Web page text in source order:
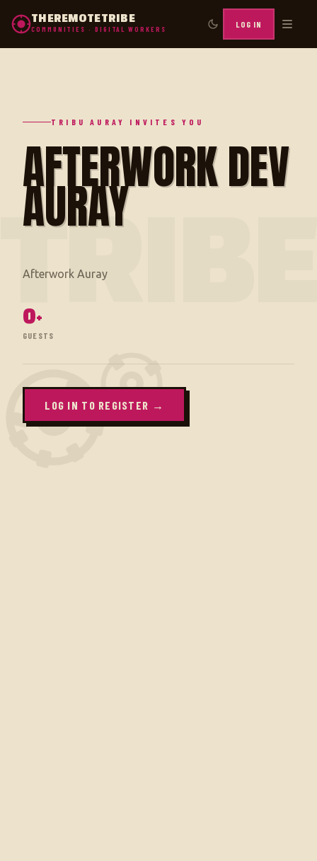
THEREMOTETRIBE
COMMUNITIES · DIGITAL WORKERS LOG IN
TRIBE
TRIBU AURAY INVITES YOU
AFTERWORK DEV
AURAY
0+
GUESTS
LOG IN TO REGISTER →